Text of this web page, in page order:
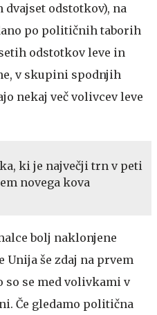
odstotkov), na
po političnih taborih
odstotkov leve in
v skupini spodnjih
nekaj več volivcev leve
ki je največji trn v peti
novega kova
bolj naklonjene
Unija še zdaj na prvem
so se med volivkami v
Če gledamo politična